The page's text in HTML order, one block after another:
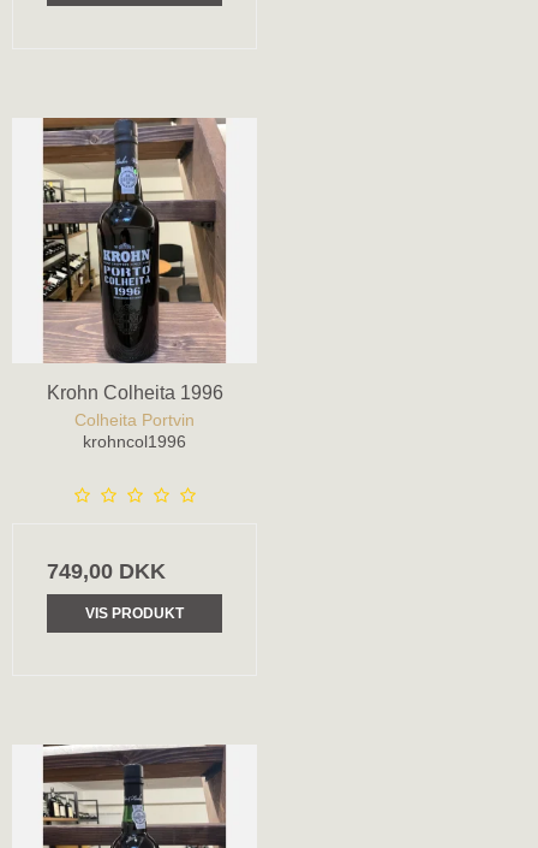
Krohn Colheita 1996
Colheita Portvin
krohncol1996
749,00 DKK
VIS PRODUKT